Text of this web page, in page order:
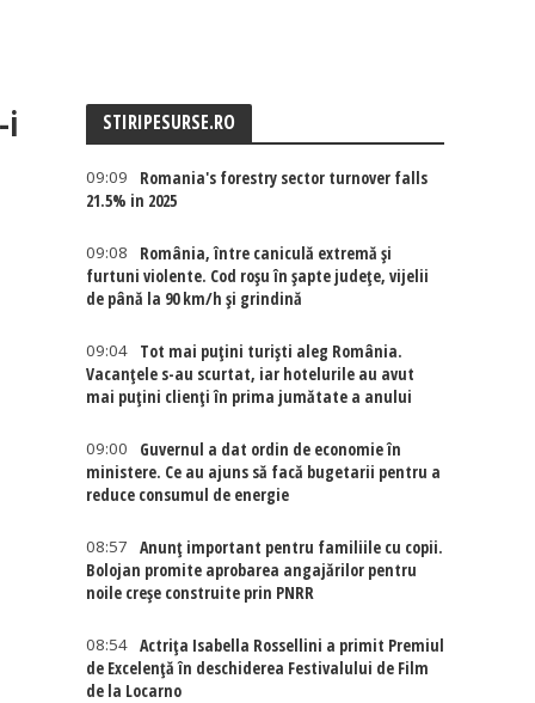
i
STIRIPESURSE.RO
09:09
Romania's forestry sector turnover falls
21.5% in 2025
09:08
România, între caniculă extremă și
furtuni violente. Cod roșu în șapte județe, vijelii
de până la 90 km/h și grindină
09:04
Tot mai puțini turiști aleg România.
Vacanțele s-au scurtat, iar hotelurile au avut
mai puțini clienți în prima jumătate a anului
09:00
Guvernul a dat ordin de economie în
ministere. Ce au ajuns să facă bugetarii pentru a
reduce consumul de energie
08:57
Anunț important pentru familiile cu copii.
Bolojan promite aprobarea angajărilor pentru
noile creșe construite prin PNRR
08:54 Actriţa Isabella Rossellini a primit Premiul
de Excelenţă în deschiderea Festivalului de Film
de la Locarno